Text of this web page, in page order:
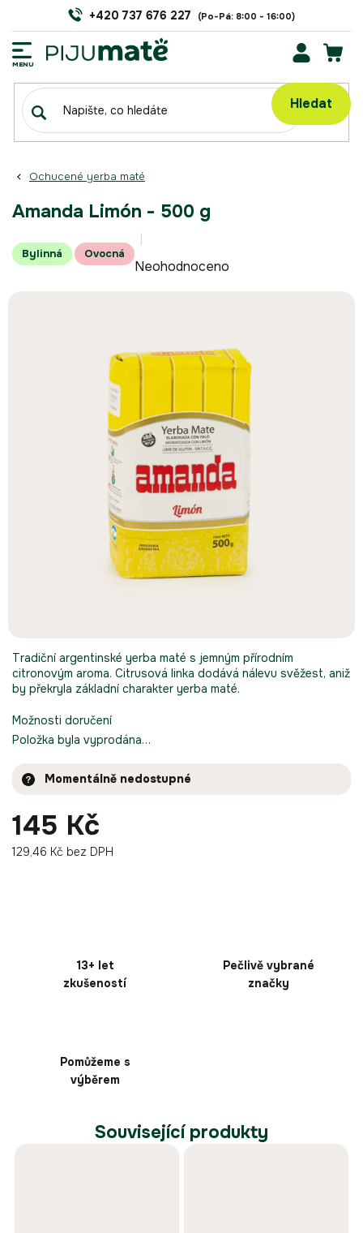
Hledat
+420 737 676 227
Ochucené yerba maté
Amanda Limón - 500 g
Bylinná Ovocná
Průměrné
hodnocení
hvězdiček.
Neohodnoceno
145 Kč
129,46 Kč bez DPH
Momentálně nedostupné
Možnosti doručení
Položka byla vyprodána…
Tradiční argentinské yerba maté s jemným přírodním
citronovým aroma. Citrusová linka dodává nálevu svěžest, aniž
by překryla základní charakter yerba maté.
13+ let
zkušeností
Pečlivě vybrané
značky
Pomůžeme s
výběrem
Související produkty